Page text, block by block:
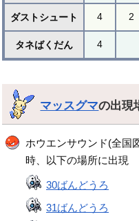
ダストシュート 4 2
タネばくだん 4
マッスグマの出現
ホウエンサウンド(全国
時、以下の場所に出現
30ばんどうろ
31ばんどうろ